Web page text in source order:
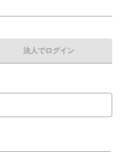
法人でログイン